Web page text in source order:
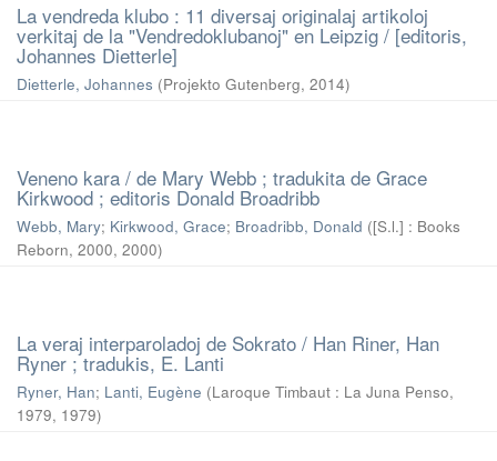
La vendreda klubo : 11 diversaj originalaj artikoloj
verkitaj de la "Vendredoklubanoj" en Leipzig / [editoris,
Johannes Dietterle]
Dietterle, Johannes (Projekto Gutenberg, 2014)
Veneno kara / de Mary Webb ; tradukita de Grace
Kirkwood ; editoris Donald Broadribb
Webb, Mary; Kirkwood, Grace; Broadribb, Donald ([S.l.] : Books
Reborn, 2000, 2000)
La veraj interparoladoj de Sokrato / Han Riner, Han
Ryner ; tradukis, E. Lanti
Ryner, Han; Lanti, Eugène (Laroque Timbaut : La Juna Penso,
1979, 1979)